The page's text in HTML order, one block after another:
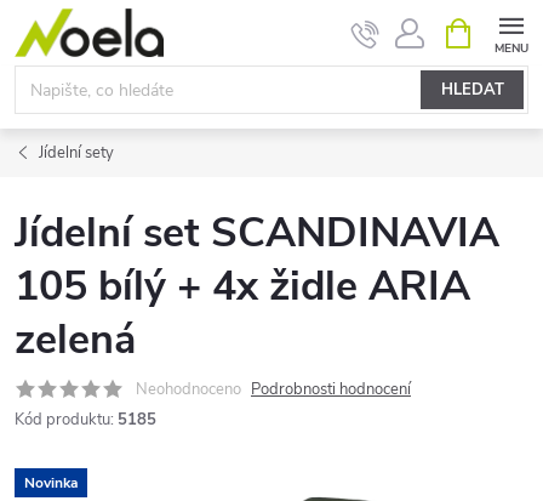
Přejít
obsah
HLEDAT
NÁKUPNÍ
KOŠÍK
Jídelní sety
Jídelní set SCANDINAVIA
105 bílý + 4x židle ARIA
zelená
Neohodnoceno Podrobnosti hodnocení
Kód produktu: 5185
Novinka